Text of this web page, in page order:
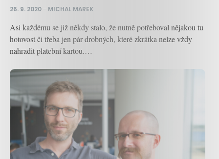
26. 9. 2020– MICHAL MAREK
Asi každému se již někdy stalo, že nutně potřeboval nějakou tu
hotovost či třeba jen pár drobných, které zkrátka nelze vždy
nahradit platební kartou.…